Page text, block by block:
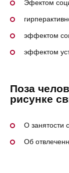
Эфектом
эффектом
эффектом
Поза
рисунке
О занятости
Об